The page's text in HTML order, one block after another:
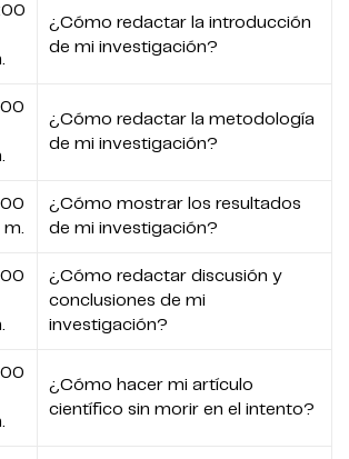
¿Cómo redactar la introducción
de mi investigación?
¿Cómo redactar la metodología
de mi investigación?
m.
¿Cómo mostrar los resultados
de mi investigación?
¿Cómo redactar discusión y
conclusiones de mi
investigación?
¿Cómo hacer mi artículo
científico sin morir en el intento?